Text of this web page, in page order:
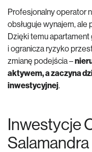
Profesjonalny operator
obsługuje wynajem,
Dzięki temu
i ogranicza ryzyko
zmianę podejścia –
aktywem, a zaczyna
inwestycyjnej.
Inwestycje